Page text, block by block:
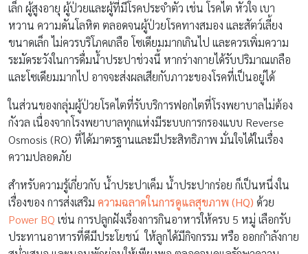
เล็ก ผู้สูงอายุ ผู้ป่วยและผู้ที่มีโรคประจำตัว เช่น โรคไต หัวใจ เบา
หวาน ความดันโลหิต ตลอดจนผู้ป่วยโรคทางสมอง และสัตว์เลี้ยง
ขนาดเล็ก ไม่ควรบริโภคเกลือ โซเดียมมากเกินไป และควรเพิ่มความ
ระมัดระวังในการดื่มน้ำประปาช่วงนี้ หากร่างกายได้รับปริมาณเกลือ
และโซเดียมมากไป อาจจะส่งผลเสียกับภาวะของโรคที่เป็นอยู่ได้
ในส่วนของกลุ่มผู้ป่วยโรคไตที่รับบริการฟอกไตที่โรงพยาบาลไม่ต้อง
กังวล เนื่องจากโรงพยาบาลทุกแห่งมีระบบการกรองแบบ Reverse
Osmosis (RO) ที่ได้มาตรฐานและมีประสิทธิภาพ มั่นใจได้ในเรื่อง
ความปลอดภัย
สำหรับความรู้เกี่ยวกับ น้ำประปาเค็ม น้ำประปากร่อย ก็เป็นหนึ่งใน
เรื่องของ การส่งเสริม ความฉลาดในการดูแลสุขภาพ (HQ) ด้วย
Power BQ เช่น การปลูกฝังเรื่องการกินอาหารให้ครบ 5 หมู่ เลือกรับ
ประทานอาหารที่ดีมีประโยชน์ ให้ลูกได้มีกิจกรรม หรือ ออกกำลังกาย